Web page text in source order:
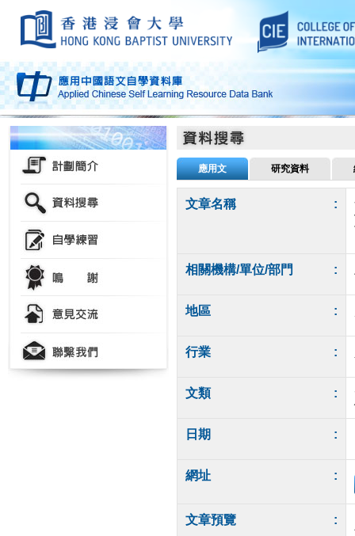
應用文 研究資料
文章名稱 :
相關機構/單位/部門 :
地區 :
行業 :
文類 :
日期 :
網址 :
文章預覽 :